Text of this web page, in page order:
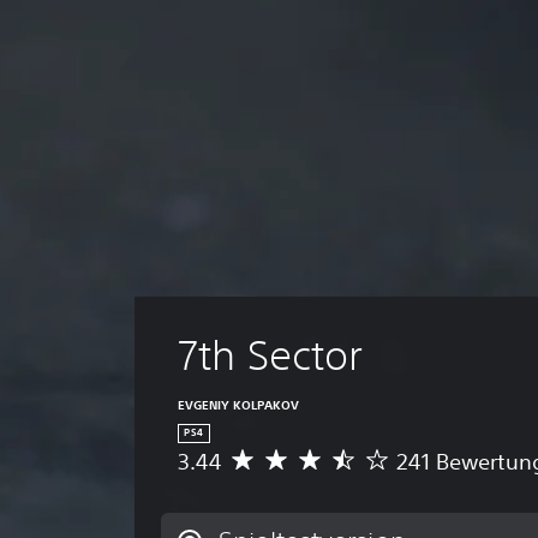
7th Sector
EVGENIY KOLPAKOV
PS4
D
c
3.44 241